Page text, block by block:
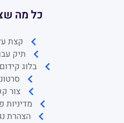
כל מה
קצת
תיק
בלוג
צור
מדיניות
הצהרת